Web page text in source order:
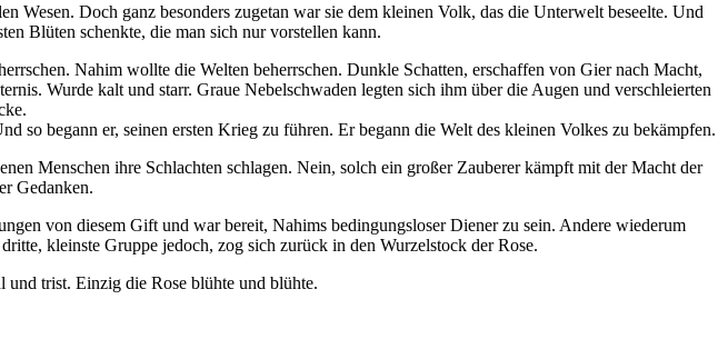
Doch ganz besonders zugetan war sie dem kleinen Volk, das die Unterwelt beseelte. Und
Blüten schenkte, die man sich nur vorstellen kann.
Nahim wollte die Welten beherrschen. Dunkle Schatten, erschaffen von Gier nach Macht,
Wurde kalt und starr. Graue Nebelschwaden legten sich ihm über die Augen und verschleierten
so begann er, seinen ersten Krieg zu führen. Er begann die Welt des kleinen Volkes zu bekämpfen.
Menschen ihre Schlachten schlagen. Nein, solch ein großer Zauberer kämpft mit der Macht der
Gedanken.
von diesem Gift und war bereit, Nahims bedingungsloser Diener zu sein. Andere wiederum
kleinste Gruppe jedoch, zog sich zurück in den Wurzelstock der Rose.
trist. Einzig die Rose blühte und blühte.